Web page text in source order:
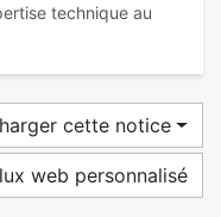
technique au
cette notice
web personnalisé